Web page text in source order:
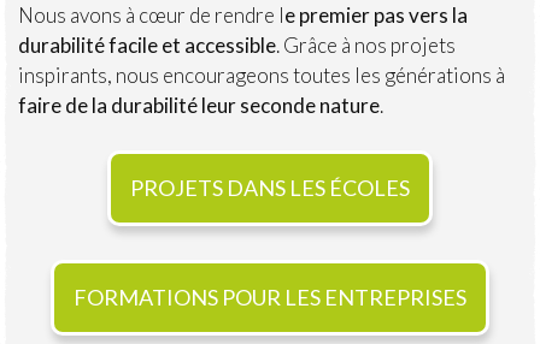
Nous avons à cœur de rendre le premier pas vers la
durabilité facile et accessible. Grâce à nos projets
inspirants, nous encourageons toutes les générations à
faire de la durabilité leur seconde nature.
PROJETS DANS LES ÉCOLES
FORMATIONS POUR LES ENTREPRISES